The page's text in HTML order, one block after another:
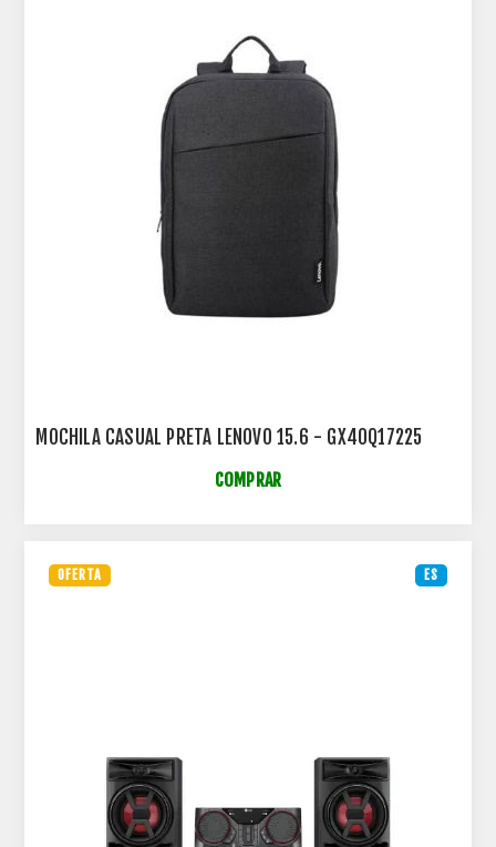
MOCHILA CASUAL PRETA LENOVO 15.6 - GX40Q17225
COMPRAR
ES
OFERTA